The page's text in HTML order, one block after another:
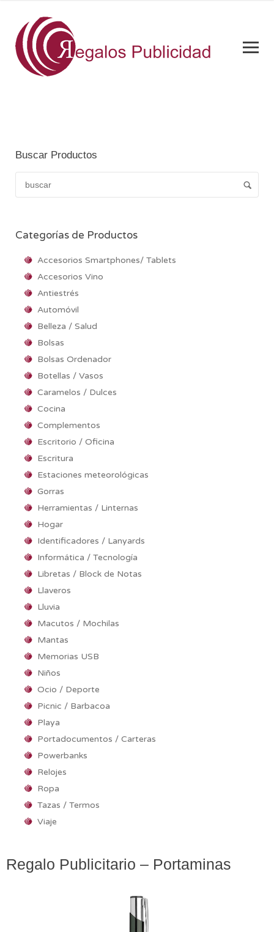
Buscar Productos
Categorías de Productos
Accesorios Smartphones/ Tablets
Accesorios Vino
Antiestrés
Automóvil
Belleza / Salud
Bolsas
Bolsas Ordenador
Botellas / Vasos
Caramelos / Dulces
Cocina
Complementos
Escritorio / Oficina
Escritura
Estaciones meteorológicas
Gorras
Herramientas / Linternas
Hogar
Identificadores / Lanyards
Informática / Tecnología
Libretas / Block de Notas
Llaveros
Lluvia
Macutos / Mochilas
Mantas
Memorias USB
Niños
Ocio / Deporte
Picnic / Barbacoa
Playa
Portadocumentos / Carteras
Powerbanks
Relojes
Ropa
Tazas / Termos
Viaje
Regalo Publicitario – Portaminas